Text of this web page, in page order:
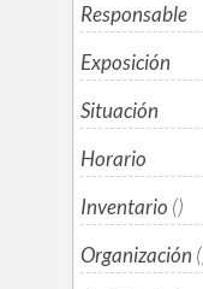
Responsable
Exposición
Situación
Horario
Inventario ()
Organización